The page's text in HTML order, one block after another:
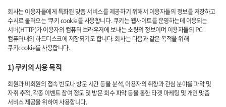
회사는 이용자들에게 특화된 맞춤 서비스를 제공하기 위해서 이용자들의 정보를 저장하고
수시로 불러오는 ‘쿠키 cookie를 사용합니다. 쿠키는 웹사이트를 운영하는데 이용되는
서버(HTTP)가 이용자의 컴퓨터 브라우저에 보내는 소량의 정보이며 이용자들의 PC
컴퓨터내의 하드디스크에 저장되기도 합니다. 회사는 다음과 같은 목적을 위해
쿠키cookie를 사용합니다.
1) 쿠키의 사용 목적
회원과 비회원의 접속 빈도나 방문 시간 등을 분석, 이용자의 취향과 관심 분야를 파악 및
자취 추적, 각종 이벤트 참여 정도 및 방문 회수 파악 등을 통한 타겟 마케팅 및 개인 맞춤
서비스 제공을 위하여 사용합니다.